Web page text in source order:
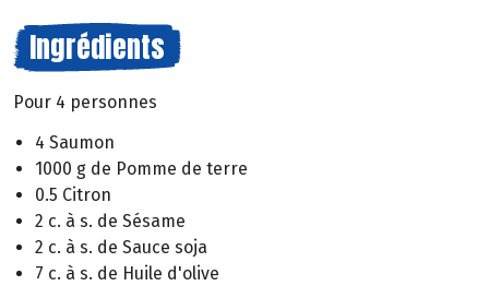
Ingrédients
Pour 4 personnes
4 Saumon
1000 g de Pomme de terre
0.5 Citron
2 c. à s. de Sésame
2 c. à s. de Sauce soja
7 c. à s. de Huile d'olive